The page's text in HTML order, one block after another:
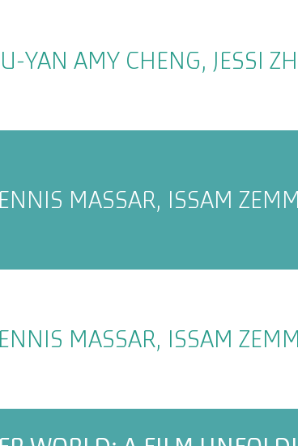
YAN AMY CHENG, JESSI
MASSAR, ISSAM
MASSAR, ISSAM